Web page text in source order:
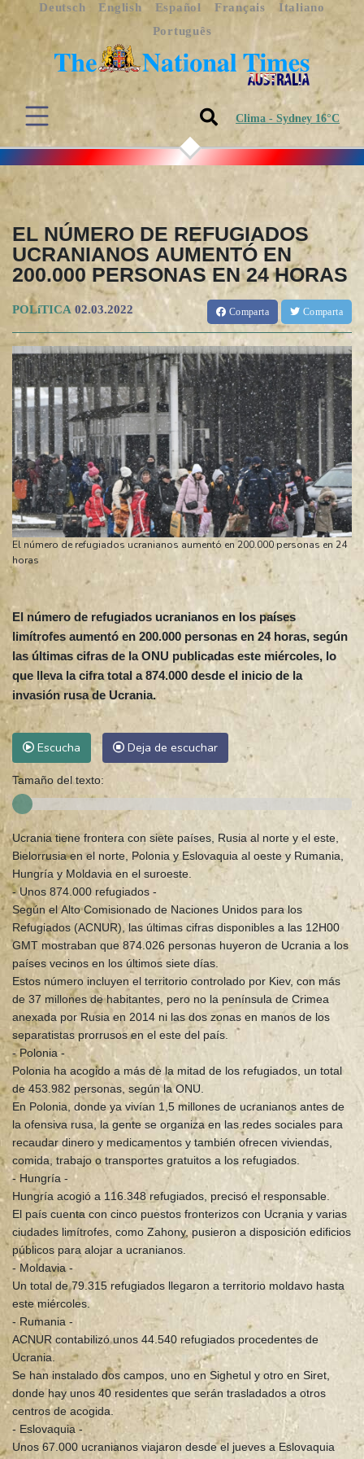
Deutsch English Español Français
Italiano
Português
Clima - Sydney 16°C
EL NÚMERO DE REFUGIADOS
UCRANIANOS AUMENTÓ EN
200.000 PERSONAS EN 24 HORAS
POLíTICA 02.03.2022 Comparta Comparta
El número de refugiados ucranianos aumentó en 200.000 personas en 24
horas
El número de refugiados ucranianos en los países
limítrofes aumentó en 200.000 personas en 24 horas, según
las últimas cifras de la ONU publicadas este miércoles, lo
que lleva la cifra total a 874.000 desde el inicio de la
invasión rusa de Ucrania.
Escucha Deja de escuchar
Tamaño del texto:
Ucrania tiene frontera con siete países, Rusia al norte y el este,
Bielorrusia en el norte, Polonia y Eslovaquia al oeste y Rumania,
Hungría y Moldavia en el suroeste.
- Unos 874.000 refugiados -
Según el Alto Comisionado de Naciones Unidos para los
Refugiados (ACNUR), las últimas cifras disponibles a las 12H00
GMT mostraban que 874.026 personas huyeron de Ucrania a los
países vecinos en los últimos siete días.
Estos número incluyen el territorio controlado por Kiev, con más
de 37 millones de habitantes, pero no la península de Crimea
anexada por Rusia en 2014 ni las dos zonas en manos de los
separatistas prorrusos en el este del país.
- Polonia -
Polonia ha acogido a más de la mitad de los refugiados, un total
de 453.982 personas, según la ONU.
En Polonia, donde ya vivían 1,5 millones de ucranianos antes de
la ofensiva rusa, la gente se organiza en las redes sociales para
recaudar dinero y medicamentos y también ofrecen viviendas,
comida, trabajo o transportes gratuitos a los refugiados.
- Hungría -
Hungría acogió a 116.348 refugiados, precisó el responsable.
El país cuenta con cinco puestos fronterizos con Ucrania y varias
ciudades limítrofes, como Zahony, pusieron a disposición edificios
públicos para alojar a ucranianos.
- Moldavia -
Un total de 79.315 refugiados llegaron a territorio moldavo hasta
este miércoles.
- Rumania -
ACNUR contabilizó unos 44.540 refugiados procedentes de
Ucrania.
Se han instalado dos campos, uno en Sighetul y otro en Siret,
donde hay unos 40 residentes que serán trasladados a otros
centros de acogida.
- Eslovaquia -
Unos 67.000 ucranianos viajaron desde el jueves a Eslovaquia